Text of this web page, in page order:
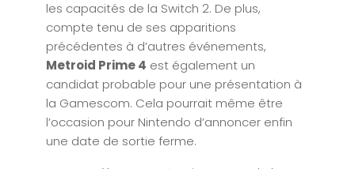
les capacités de la Switch 2. De plus,
compte tenu de ses apparitions
précédentes à d’autres événements,
Metroid Prime 4 est également un
candidat probable pour une présentation à
la Gamescom. Cela pourrait même être
l’occasion pour Nintendo d’annoncer enfin
une date de sortie ferme.